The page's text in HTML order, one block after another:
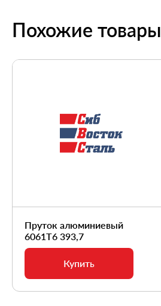
Похожие товары
Пруток алюминиевый
6061Т6 393,7
Купить